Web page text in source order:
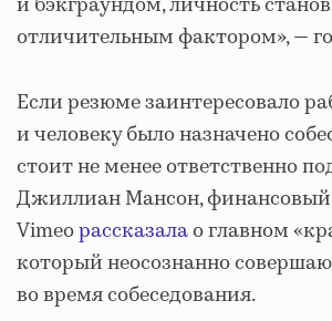
отличительным фактором», —
Если резюме заинтересовало
и человеку было назначено
стоит не менее ответственно
Джиллиан Мансон,
Vimeoрассказалао главном
который неосознанно
во время собеседования.